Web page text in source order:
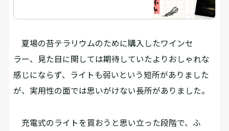
夏場の苔テラリウムのために購入したワインセ
ラー、見た目に関しては期待していたよりおしゃれな
感じにならず、ライトも弱いという短所がありました
が、実用性の面では思いがけない長所がありました。
充電式のライトを買おうと思い立った段階で、ふ